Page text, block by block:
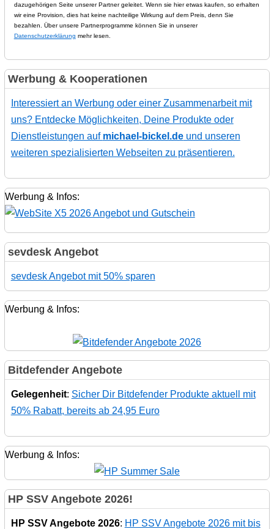
dazugehörigen Seite unserer Partner geleitet. Wenn sie hier etwas kaufen, so erhalten
wir eine Provision, dies hat keine nachteilige Wirkung auf dem Preis, denn Sie
bezahlen. Über unsere Partnerprogramme können Sie in unserer
Datenschutzerklärung mehr lesen.
Werbung & Kooperationen
Interessiert an Werbung oder einer Zusammenarbeit mit
uns? Entdecke Möglichkeiten, Deine Produkte oder
Dienstleistungen auf michael-bickel.deund unseren
weiteren spezialisierten Webseiten zu präsentieren.
Werbung & Infos:
sevdesk Angebot
sevdesk Angebot mit 50% sparen
Werbung & Infos:
Bitdefender Angebote
Gelegenheit: Sicher Dir Bitdefender Produkte aktuell mit
50% Rabatt, bereits ab 24,95 Euro
Werbung & Infos:
HP SSV Angebote 2026!
HP SSV Angebote 2026: HP SSV Angebote 2026 mit bis